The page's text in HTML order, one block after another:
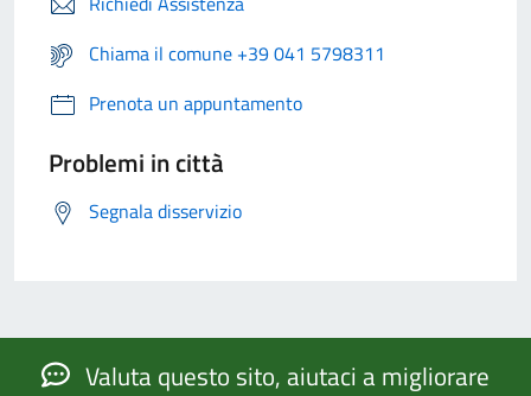
Chiama il comune +39 041 5798311
Prenota un appuntamento
Problemi in città
Segnala disservizio
Valuta questo sito, aiutaci a migliorare